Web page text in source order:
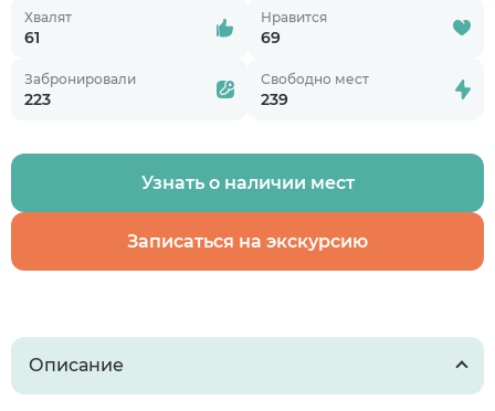
Хвалят
61
Нравится
69
Забронировали
223
Свободно мест
239
Узнать о наличии мест
Записаться на экскурсию
Описание